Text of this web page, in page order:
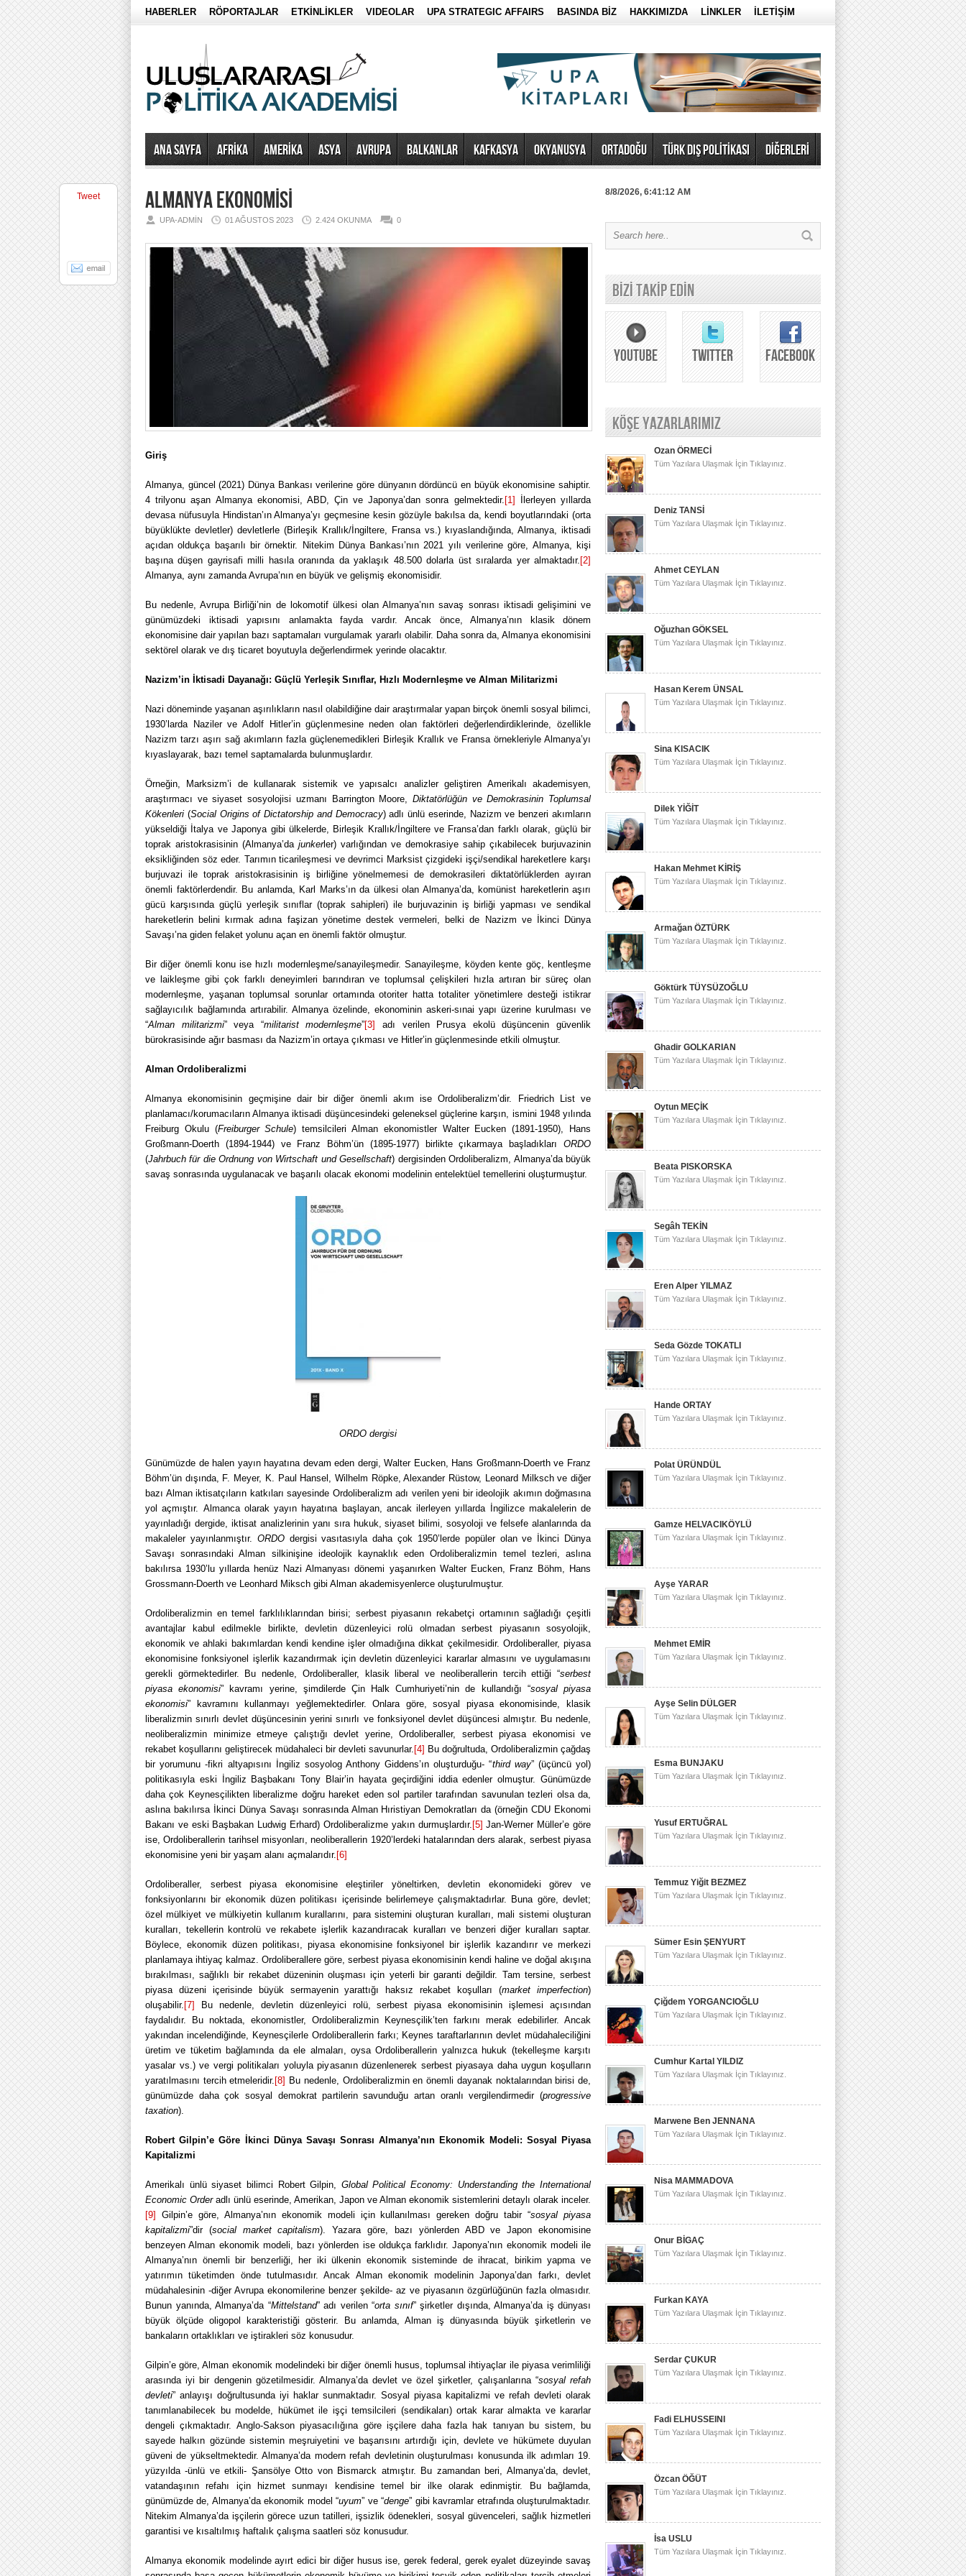
HABERLER RÖPORTAJLAR ETKİNLİKLER VIDEOLAR UPA STRATEGIC AFFAIRS BASINDA BİZ HAKKIMIZDA LİNKLER İLETİŞİM
Ana Sayfa AFRİKA AMERİKA ASYA AVRUPA BALKANLAR KAFKASYA OKYANUSYA ORTADOĞU TÜRK DIŞ POLİTİKASI DİĞERLERİ
ALMANYA EKONOMİSİ
UPA-ADMIN 01 AĞUSTOS 2023 2.424 OKUNMA 0
Giriş
Almanya, güncel (2021) Dünya Bankası verilerine göre dünyanın dördüncü en büyük ekonomisine sahiptir.
4 trilyonu aşan Almanya ekonomisi, ABD, Çin ve Japonya’dan sonra gelmektedir. [1]
İlerleyen yıllarda
devasa nüfusuyla Hindistan’ın Almanya’yı geçmesine kesin gözüyle bakılsa da, kendi boyutlarındaki (orta
büyüklükte devletler) devletlerle (Birleşik Krallık/İngiltere, Fransa vs.) kıyaslandığında, Almanya, iktisadi
açıdan oldukça başarılı bir örnektir. Nitekim Dünya Bankası’nın 2021 yılı verilerine göre, Almanya, kişi
başına düşen gayrisafi milli hasıla oranında da yaklaşık 48.500 dolarla üst sıralarda yer almaktadır. [2]
Almanya, aynı zamanda Avrupa’nın en büyük ve gelişmiş ekonomisidir.
Bu nedenle, Avrupa Birliği’nin de lokomotif ülkesi olan Almanya’nın savaş sonrası iktisadi gelişimini ve
günümüzdeki iktisadi yapısını anlamakta fayda vardır. Ancak önce, Almanya’nın klasik dönem
ekonomisine dair yapılan bazı saptamaları vurgulamak yararlı olabilir. Daha sonra da, Almanya ekonomisini
sektörel olarak ve dış ticaret boyutuyla değerlendirmek yerinde olacaktır.
Nazizm’in İktisadi Dayanağı: Güçlü Yerleşik Sınıflar, Hızlı Modernleşme ve Alman Militarizmi
Nazi döneminde yaşanan aşırılıkların nasıl olabildiğine dair araştırmalar yapan birçok önemli sosyal bilimci,
1930’larda Naziler ve Adolf Hitler’in güçlenmesine neden olan faktörleri değerlendirdiklerinde, özellikle
Nazizm tarzı aşırı sağ akımların fazla güçlenemedikleri Birleşik Krallık ve Fransa örnekleriyle Almanya’yı
kıyaslayarak, bazı temel saptamalarda bulunmuşlardır.
Örneğin, Marksizm’i de kullanarak sistemik ve yapısalcı analizler geliştiren Amerikalı akademisyen,
araştırmacı ve siyaset sosyolojisi uzmanı Barrington Moore, Diktatörlüğün ve Demokrasinin Toplumsal
Kökenleri (Social Origins of Dictatorship and Democracy) adlı ünlü eserinde, Nazizm ve benzeri akımların
yükseldiği İtalya ve Japonya gibi ülkelerde, Birleşik Krallık/İngiltere ve Fransa’dan farklı olarak, güçlü bir
toprak aristokrasisinin (Almanya’da junkerler) varlığından ve demokrasiye sahip çıkabilecek burjuvazinin
eksikliğinden söz eder. Tarımın ticarileşmesi ve devrimci Marksist çizgideki işçi/sendikal hareketlere karşı
burjuvazi ile toprak aristokrasisinin iş birliğine yönelmemesi de demokrasileri diktatörlüklerden ayıran
önemli faktörlerdendir. Bu anlamda, Karl Marks’ın da ülkesi olan Almanya’da, komünist hareketlerin aşırı
gücü karşısında güçlü yerleşik sınıflar (toprak sahipleri) ile burjuvazinin iş birliği yapması ve sendikal
hareketlerin belini kırmak adına faşizan yönetime destek vermeleri, belki de Nazizm ve İkinci Dünya
Savaşı’na giden felaket yolunu açan en önemli faktör olmuştur.
Bir diğer önemli konu ise hızlı modernleşme/sanayileşmedir. Sanayileşme, köyden kente göç, kentleşme
ve laikleşme gibi çok farklı deneyimleri barındıran ve toplumsal çelişkileri hızla artıran bir süreç olan
modernleşme, yaşanan toplumsal sorunlar ortamında otoriter hatta totaliter yönetimlere desteği istikrar
sağlayıcılık bağlamında artırabilir. Almanya özelinde, ekonominin askeri-sınai yapı üzerine kurulması ve
“Alman militarizmi” veya “militarist modernleşme”[3]
adı verilen Prusya ekolü düşüncenin güvenlik
bürokrasisinde ağır basması da Nazizm’in ortaya çıkması ve Hitler’in güçlenmesinde etkili olmuştur.
Alman Ordoliberalizmi
Almanya ekonomisinin geçmişine dair bir diğer önemli akım ise Ordoliberalizm’dir. Friedrich List ve
planlamacı/korumacıların Almanya iktisadi düşüncesindeki geleneksel güçlerine karşın, ismini 1948 yılında
Freiburg Okulu (Freiburger Schule) temsilcileri Alman ekonomistler Walter Eucken (1891-1950), Hans
Großmann-Doerth (1894-1944) ve Franz Böhm’ün (1895-1977) birlikte çıkarmaya başladıkları ORDO
(Jahrbuch für die Ordnung von Wirtschaft und Gesellschaft) dergisinden Ordoliberalizm, Almanya’da büyük
savaş sonrasında uygulanacak ve başarılı olacak ekonomi modelinin entelektüel temellerini oluşturmuştur.
ORDO dergisi
Günümüzde de halen yayın hayatına devam eden dergi, Walter Eucken, Hans Großmann-Doerth ve Franz
Böhm’ün dışında, F. Meyer, K. Paul Hansel, Wilhelm Röpke, Alexander Rüstow, Leonard Milksch ve diğer
bazı Alman iktisatçıların katkıları sayesinde Ordoliberalizm adı verilen yeni bir ideolojik akımın doğmasına
yol açmıştır. Almanca olarak yayın hayatına başlayan, ancak ilerleyen yıllarda İngilizce makalelerin de
yayınladığı dergide, iktisat analizlerinin yanı sıra hukuk, siyaset bilimi, sosyoloji ve felsefe alanlarında da
makaleler yayınlanmıştır. ORDO dergisi vasıtasıyla daha çok 1950’lerde popüler olan ve İkinci Dünya
Savaşı sonrasındaki Alman silkinişine ideolojik kaynaklık eden Ordoliberalizmin temel tezleri, aslına
bakılırsa 1930’lu yıllarda henüz Nazi Almanyası dönemi yaşanırken Walter Eucken, Franz Böhm, Hans
Grossmann-Doerth ve Leonhard Miksch gibi Alman akademisyenlerce oluşturulmuştur.
Ordoliberalizmin en temel farklılıklarından birisi; serbest piyasanın rekabetçi ortamının sağladığı çeşitli
avantajlar kabul edilmekle birlikte, devletin düzenleyici rolü olmadan serbest piyasanın sosyolojik,
ekonomik ve ahlaki bakımlardan kendi kendine işler olmadığına dikkat çekilmesidir. Ordoliberaller, piyasa
ekonomisine fonksiyonel işlerlik kazandırmak için devletin düzenleyici kararlar almasını ve uygulamasını
gerekli görmektedirler. Bu nedenle, Ordoliberaller, klasik liberal ve neoliberallerin tercih ettiği “serbest
piyasa ekonomisi” kavramı yerine, şimdilerde Çin Halk Cumhuriyeti’nin de kullandığı “sosyal piyasa
ekonomisi” kavramını kullanmayı yeğlemektedirler. Onlara göre, sosyal piyasa ekonomisinde, klasik
liberalizmin sınırlı devlet düşüncesinin yerini sınırlı ve fonksiyonel devlet düşüncesi almıştır. Bu nedenle,
neoliberalizmin minimize etmeye çalıştığı devlet yerine, Ordoliberaller, serbest piyasa ekonomisi ve
rekabet koşullarını geliştirecek müdahaleci bir devleti savunurlar. [4] Bu doğrultuda, Ordoliberalizmin çağdaş
bir yorumunu -fikri altyapısını İngiliz sosyolog Anthony Giddens’ın oluşturduğu- “third way” (üçüncü yol)
politikasıyla eski İngiliz Başbakanı Tony Blair’in hayata geçirdiğini iddia edenler olmuştur. Günümüzde
daha çok Keynesçilikten liberalizme doğru hareket eden sol partiler tarafından savunulan tezleri olsa da,
aslına bakılırsa İkinci Dünya Savaşı sonrasında Alman Hıristiyan Demokratları da (örneğin CDU Ekonomi
Bakanı ve eski Başbakan Ludwig Erhard) Ordoliberalizme yakın durmuşlardır. [5] Jan-Werner Müller’e göre
ise, Ordoliberallerin tarihsel misyonları, neoliberallerin 1920’lerdeki hatalarından ders alarak, serbest piyasa
ekonomisine yeni bir yaşam alanı açmalarıdır. [6]
Ordoliberaller, serbest piyasa ekonomisine eleştiriler yöneltirken, devletin ekonomideki görev ve
fonksiyonlarını bir ekonomik düzen politikası içerisinde belirlemeye çalışmaktadırlar. Buna göre, devlet;
özel mülkiyet ve mülkiyetin kullanım kurallarını, para sistemini oluşturan kuralları, mali sistemi oluşturan
kuralları, tekellerin kontrolü ve rekabete işlerlik kazandıracak kuralları ve benzeri diğer kuralları saptar.
Böylece, ekonomik düzen politikası, piyasa ekonomisine fonksiyonel bir işlerlik kazandırır ve merkezi
planlamaya ihtiyaç kalmaz. Ordoliberallere göre, serbest piyasa ekonomisinin kendi haline ve doğal akışına
bırakılması, sağlıklı bir rekabet düzeninin oluşması için yeterli bir garanti değildir. Tam tersine, serbest
piyasa düzeni içerisinde büyük sermayenin yarattığı haksız rekabet koşulları (market imperfection)
oluşabilir. [7]
Bu nedenle, devletin düzenleyici rolü, serbest piyasa ekonomisinin işlemesi açısından
faydalıdır. Bu noktada, ekonomistler, Ordoliberalizmin Keynesçilik’ten farkını merak edebilirler. Ancak
yakından incelendiğinde, Keynesçilerle Ordoliberallerin farkı; Keynes taraftarlarının devlet müdahaleciliğini
üretim ve tüketim bağlamında da ele almaları, oysa Ordoliberallerin yalnızca hukuk (tekelleşme karşıtı
yasalar vs.) ve vergi politikaları yoluyla piyasanın düzenlenerek serbest piyasaya daha uygun koşulların
yaratılmasını tercih etmeleridir. [8] Bu nedenle, Ordoliberalizmin en önemli dayanak noktalarından birisi de,
günümüzde daha çok sosyal demokrat partilerin savunduğu artan oranlı vergilendirmedir (progressive
taxation).
Robert Gilpin’e Göre İkinci Dünya Savaşı Sonrası Almanya’nın Ekonomik Modeli: Sosyal Piyasa
Kapitalizmi
Amerikalı ünlü siyaset bilimci Robert Gilpin, Global Political Economy: Understanding the International
Economic Orderadlı ünlü eserinde, Amerikan, Japon ve Alman ekonomik sistemlerini detaylı olarak inceler.
[9]
Gilpin’e göre, Almanya’nın ekonomik modeli için kullanılması gereken doğru tabir “sosyal piyasa
kapitalizmi”dir (social market capitalism). Yazara göre, bazı yönlerden ABD ve Japon ekonomisine
benzeyen Alman ekonomik modeli, bazı yönlerden ise oldukça farklıdır. Japonya’nın ekonomik modeli ile
Almanya’nın önemli bir benzerliği, her iki ülkenin ekonomik sisteminde de ihracat, birikim yapma ve
yatırımın tüketimden önde tutulmasıdır. Ancak Alman ekonomik modelinin Japonya’dan farkı, devlet
müdahalesinin -diğer Avrupa ekonomilerine benzer şekilde- az ve piyasanın özgürlüğünün fazla olmasıdır.
Bunun yanında, Almanya’da “Mittelstand” adı verilen “orta sınıf” şirketler dışında, Almanya’da iş dünyası
büyük ölçüde oligopol karakteristiği gösterir. Bu anlamda, Alman iş dünyasında büyük şirketlerin ve
bankaların ortaklıkları ve iştirakleri söz konusudur.
Gilpin’e göre, Alman ekonomik modelindeki bir diğer önemli husus, toplumsal ihtiyaçlar ile piyasa verimliliği
arasında iyi bir dengenin gözetilmesidir. Almanya’da devlet ve özel şirketler, çalışanlarına “sosyal refah
devleti” anlayışı doğrultusunda iyi haklar sunmaktadır. Sosyal piyasa kapitalizmi ve refah devleti olarak
tanımlanabilecek bu modelde, hükümet ile işçi temsilcileri (sendikaları) ortak karar almakta ve kararlar
dengeli çıkmaktadır. Anglo-Sakson piyasacılığına göre işçilere daha fazla hak tanıyan bu sistem, bu
sayede halkın gözünde sistemin meşruiyetini ve başarısını artırdığı için, devlete ve hükümete duyulan
güveni de yükseltmektedir. Almanya’da modern refah devletinin oluşturulması konusunda ilk adımları 19.
yüzyılda -ünlü ve etkili- Şansölye Otto von Bismarck atmıştır. Bu zamandan beri, Almanya’da, devlet,
vatandaşının refahı için hizmet sunmayı kendisine temel bir ilke olarak edinmiştir. Bu bağlamda,
günümüzde de, Almanya’da ekonomik model “uyum” ve “denge” gibi kavramlar etrafında oluşturulmaktadır.
Nitekim Almanya’da işçilerin görece uzun tatilleri, işsizlik ödenekleri, sosyal güvenceleri, sağlık hizmetleri
garantisi ve kısaltılmış haftalık çalışma saatleri söz konusudur.
Almanya ekonomik modelinde ayırt edici bir diğer husus ise, gerek federal, gerek eyalet düzeyinde savaş
Tweet 8/8/2026, 6:41:12 AM
BİZİ TAKİP EDİN
YOUTUBE TWITTER FACEBOOK
KÖŞE YAZARLARIMIZ
Ozan ÖRMECİ
Tüm Yazılara Ulaşmak İçin Tıklayınız.
Deniz TANSİ
Tüm Yazılara Ulaşmak İçin Tıklayınız.
Ahmet CEYLAN
Tüm Yazılara Ulaşmak İçin Tıklayınız.
Oğuzhan GÖKSEL
Tüm Yazılara Ulaşmak İçin Tıklayınız.
Hasan Kerem ÜNSAL
Tüm Yazılara Ulaşmak İçin Tıklayınız.
Sina KISACIK
Tüm Yazılara Ulaşmak İçin Tıklayınız.
Dilek YİĞİT
Tüm Yazılara Ulaşmak İçin Tıklayınız.
Hakan Mehmet KİRİŞ
Tüm Yazılara Ulaşmak İçin Tıklayınız.
Armağan ÖZTÜRK
Tüm Yazılara Ulaşmak İçin Tıklayınız.
Göktürk TÜYSÜZOĞLU
Tüm Yazılara Ulaşmak İçin Tıklayınız.
Ghadir GOLKARIAN
Tüm Yazılara Ulaşmak İçin Tıklayınız.
Oytun MEÇİK
Tüm Yazılara Ulaşmak İçin Tıklayınız.
Beata PISKORSKA
Tüm Yazılara Ulaşmak İçin Tıklayınız.
Segâh TEKİN
Tüm Yazılara Ulaşmak İçin Tıklayınız.
Eren Alper YILMAZ
Tüm Yazılara Ulaşmak İçin Tıklayınız.
Seda Gözde TOKATLI
Tüm Yazılara Ulaşmak İçin Tıklayınız.
Hande ORTAY
Tüm Yazılara Ulaşmak İçin Tıklayınız.
Polat ÜRÜNDÜL
Tüm Yazılara Ulaşmak İçin Tıklayınız.
Gamze HELVACIKÖYLÜ
Tüm Yazılara Ulaşmak İçin Tıklayınız.
Ayşe YARAR
Tüm Yazılara Ulaşmak İçin Tıklayınız.
Mehmet EMİR
Tüm Yazılara Ulaşmak İçin Tıklayınız.
Ayşe Selin DÜLGER
Tüm Yazılara Ulaşmak İçin Tıklayınız.
Esma BUNJAKU
Tüm Yazılara Ulaşmak İçin Tıklayınız.
Yusuf ERTUĞRAL
Tüm Yazılara Ulaşmak İçin Tıklayınız.
Temmuz Yiğit BEZMEZ
Tüm Yazılara Ulaşmak İçin Tıklayınız.
Sümer Esin ŞENYURT
Tüm Yazılara Ulaşmak İçin Tıklayınız.
Çiğdem YORGANCIOĞLU
Tüm Yazılara Ulaşmak İçin Tıklayınız.
Cumhur Kartal YILDIZ
Tüm Yazılara Ulaşmak İçin Tıklayınız.
Marwene Ben JENNANA
Tüm Yazılara Ulaşmak İçin Tıklayınız.
Nisa MAMMADOVA
Tüm Yazılara Ulaşmak İçin Tıklayınız.
Onur BİGAÇ
Tüm Yazılara Ulaşmak İçin Tıklayınız.
Furkan KAYA
Tüm Yazılara Ulaşmak İçin Tıklayınız.
Serdar ÇUKUR
Tüm Yazılara Ulaşmak İçin Tıklayınız.
Fadi ELHUSSEINI
Tüm Yazılara Ulaşmak İçin Tıklayınız.
Özcan ÖĞÜT
Tüm Yazılara Ulaşmak İçin Tıklayınız.
İsa USLU
Tüm Yazılara Ulaşmak İçin Tıklayınız.